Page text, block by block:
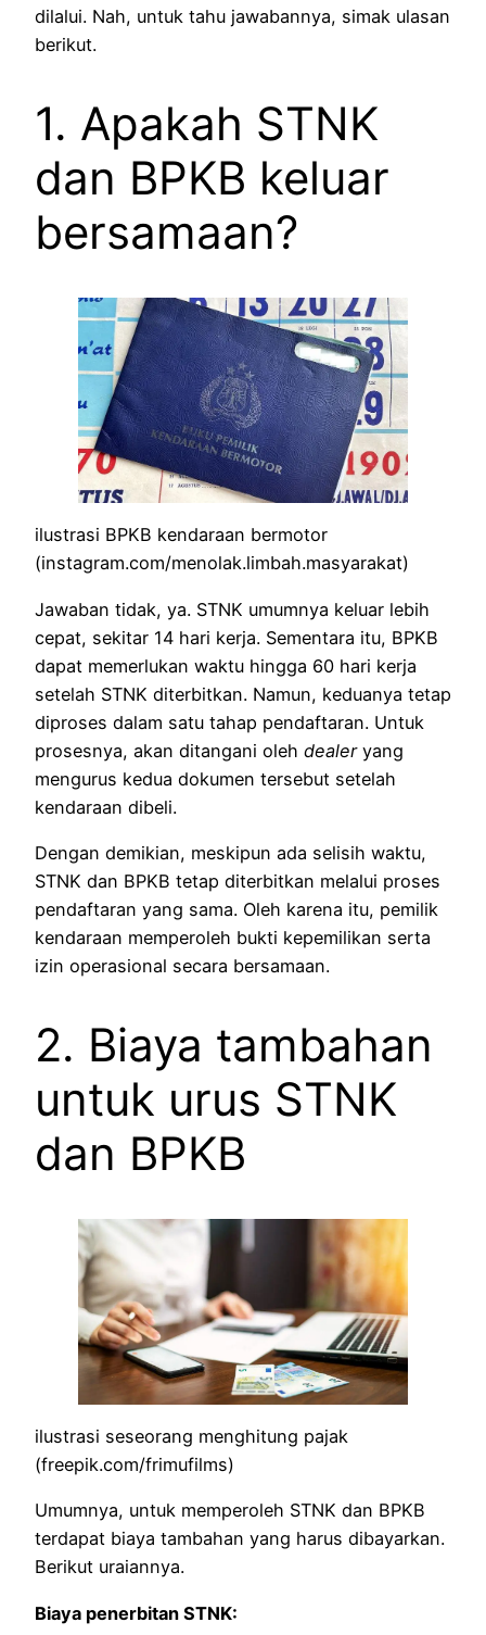
dilalui. Nah, untuk tahu jawabannya, simak ulasan
berikut.
1. Apakah STNK
dan BPKB keluar
bersamaan?
ilustrasi BPKB kendaraan bermotor
(instagram.com/menolak.limbah.masyarakat)
Jawaban tidak, ya. STNK umumnya keluar lebih
cepat, sekitar 14 hari kerja. Sementara itu, BPKB
dapat memerlukan waktu hingga 60 hari kerja
setelah STNK diterbitkan. Namun, keduanya tetap
diproses dalam satu tahap pendaftaran. Untuk
prosesnya, akan ditangani oleh dealeryang
mengurus kedua dokumen tersebut setelah
kendaraan dibeli.
Dengan demikian, meskipun ada selisih waktu,
STNK dan BPKB tetap diterbitkan melalui proses
pendaftaran yang sama. Oleh karena itu, pemilik
kendaraan memperoleh bukti kepemilikan serta
izin operasional secara bersamaan.
2. Biaya tambahan
untuk urus STNK
dan BPKB
ilustrasi seseorang menghitung pajak
(freepik.com/frimufilms)
Umumnya, untuk memperoleh STNK dan BPKB
terdapat biaya tambahan yang harus dibayarkan.
Berikut uraiannya.
Biaya penerbitan STNK: